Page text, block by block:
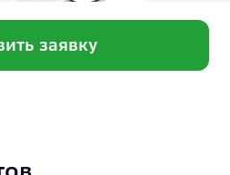
на дороге
заявку